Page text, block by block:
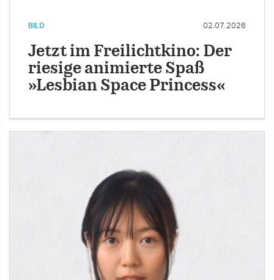
BILD 02.07.2026
Jetzt im Freilichtkino: Der
riesige animierte Spaß
»Lesbian Space Princess«